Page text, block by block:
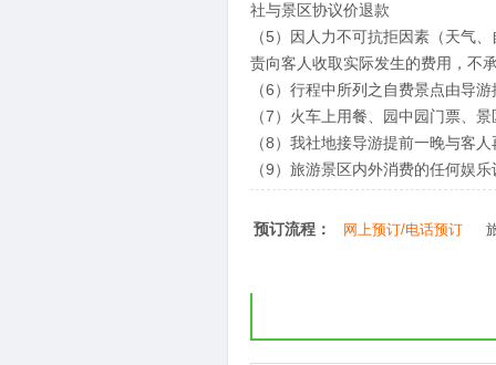
社与景区协议价退款
（5）因人力不可抗拒因素（天气
责向客人收取实际发生的费用，不
（6）行程中所列之自费景点由导
（7）火车上用餐、园中园门票、
（8）我社地接导游提前一晚与客
（9）旅游景区内外消费的任何娱
预订流程： 网上预订/电话预订